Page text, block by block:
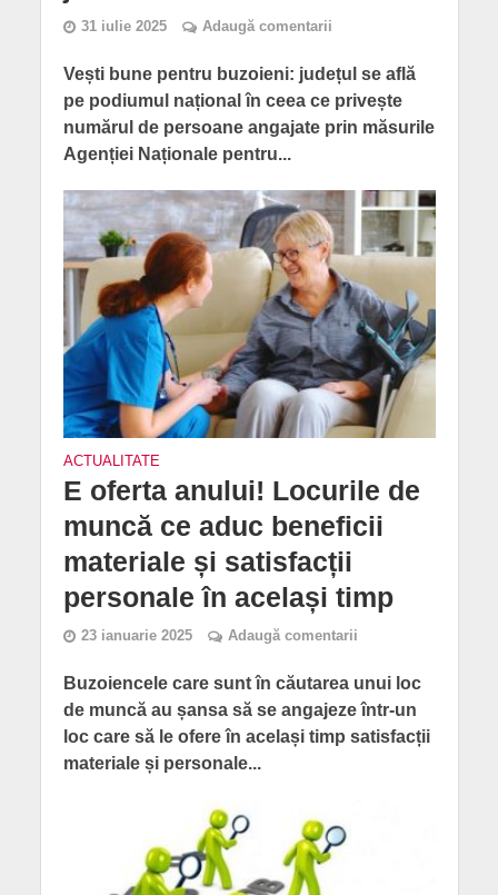
31 iulie 2025 Adaugă comentarii
Vești bune pentru buzoieni: județul se află
pe podiumul național în ceea ce privește
numărul de persoane angajate prin măsurile
Agenției Naționale pentru...
ACTUALITATE
E oferta anului! Locurile de
muncă ce aduc beneficii
materiale și satisfacții
personale în același timp
23 ianuarie 2025 Adaugă comentarii
Buzoiencele care sunt în căutarea unui loc
de muncă au șansa să se angajeze într-un
loc care să le ofere în același timp satisfacții
materiale și personale...